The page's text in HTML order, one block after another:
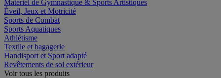
Matériel de Gymnastique & Sports Artistiques
Éveil, Jeux et Motricité
Sports de Combat
Sports Aquatiques
Athlétisme
Textile et bagagerie
Handisport et Sport adapté
Revêtements de sol extérieur
Voir tous les produits